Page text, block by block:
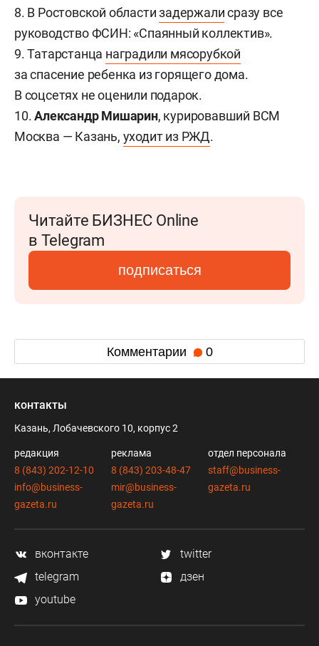
8. В Ростовской областизадержалисразу все
руководство ФСИН: «Спаянный коллектив».
9. Татарстанца наградили мясорубкой
за спасение ребенка из горящего дома.
В соцсетях не оценили подарок.
10.Александр Мишарин, курировавший ВСМ
Москва — Казань, уходит из РЖД.
Читайте БИЗНЕС Online
в Telegram
подписаться
Комментарии 0
контакты
Казань, Лобачевского 10, корпус 2
редакция
8 (843) 202-12-10
info@business-
gazeta.ru
реклама
8 (843) 203-48-47
mir@business-
gazeta.ru
отдел персонала
staff@business-
gazeta.ru
вконтакте
twitter
telegram
дзен
youtube